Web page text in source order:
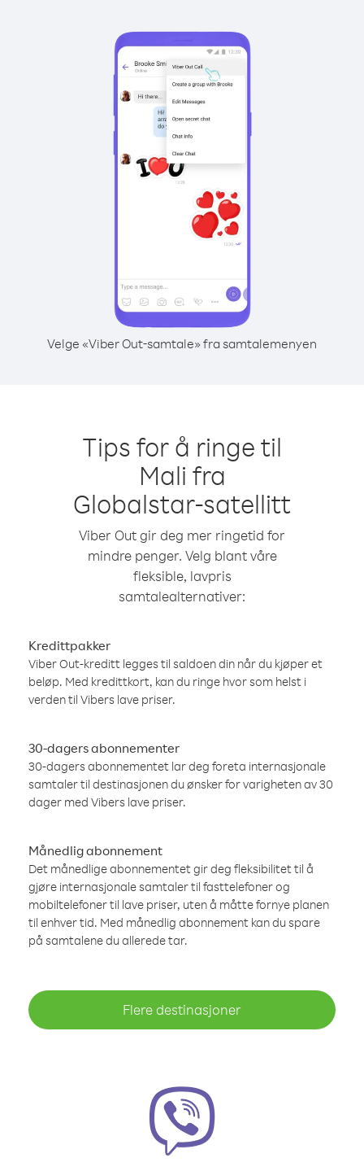
Velge «Viber Out-samtale» fra samtalemenyen
Tips for å ringe til
Mali fra
Globalstar-satellitt
Viber Out gir deg mer ringetid for
mindre penger. Velg blant våre
fleksible, lavpris
samtalealternativer:
Kredittpakker
Viber Out-kreditt legges til saldoen din når du kjøper et
beløp. Med kredittkort, kan du ringe hvor som helst i
verden til Vibers lave priser.
30-dagers abonnementer
30-dagers abonnementet lar deg foreta internasjonale
samtaler til destinasjonen du ønsker for varigheten av 30
dager med Vibers lave priser.
Månedlig abonnement
Det månedlige abonnementet gir deg fleksibilitet til å
gjøre internasjonale samtaler til fasttelefoner og
mobiltelefoner til lave priser, uten å måtte fornye planen
til enhver tid. Med månedlig abonnement kan du spare
på samtalene du allerede tar.
Flere destinasjoner